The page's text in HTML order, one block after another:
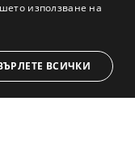
Виж на картата
за пазара
използване на
ВСИЧКИ